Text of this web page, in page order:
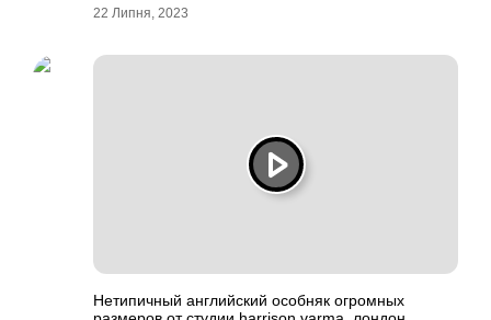
22 Липня, 2023
Нетипичный английский особняк огромных